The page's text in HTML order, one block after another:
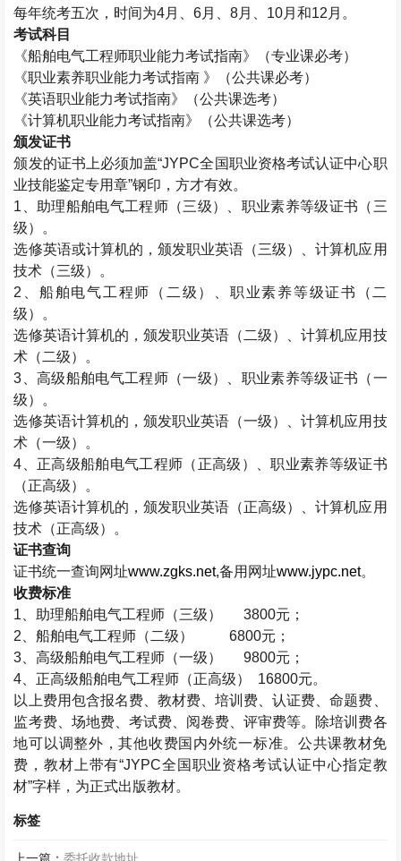
每年统考五次，时间为4月、6月、8月、 10月和12 月。
考试科目
《船舶电气工程师职业能力考试指南》（专业课必考）
《职业素养职业能力考试指南 》（公共课必考）
《英语职业能力考试指南》（公共课选考）
《计算机职业能力考试指南》（公共课选考）
颁发证书
颁发的证书上必须加盖“JYPC全国职业资格考试认证中心职
业技能鉴定专用章”钢印，方才有效。
1 、助理船舶电气工程师（三级）、职业素养等级证书（三
级）。
选修英语或计算机的，颁发职业英语（三级）、计算机应用
技术（三级）。
2 、船舶电气工程师（二级）、职业素养等级证书（二
级）。
选修英语计算机的，颁发职业英语（二级）、计算机应用技
术（二级）。
3 、高级船舶电气工程师（一级）、职业素养等级证书（一
级）。
选修英语计算机的，颁发职业英语（一级）、计算机应用技
术（一级）。
4 、正高级船舶电气工程师（正高级）、职业素养等级证书
（正高级）。
选修英语计算机的，颁发职业英语（正高级）、计算机应用
技术（正高级）。
证书查询
证书统一查询网址www.zgks.net,备用网址www.jypc.net。
收费标准
1 、助理船舶电气工程师（三级） 3800元；
2 、船舶电气工程师（二级） 6800元；
3 、高级船舶电气工程师（一级） 9800元；
4 、正高级船舶电气工程师（正高级） 16800元。
以上费用包含报名费、教材费、培训费、认证费、命题费、
监考费、场地费、考试费、阅卷费、评审费等。除培训费各
地可以调整外，其他收费国内外统一标准。公共课教材免
费，教材上带有“JYPC全国职业资格考试认证中心指定教
材”字样，为正式出版教材。
标签